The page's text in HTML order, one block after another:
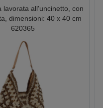
lavorata all'uncinetto, con
dimensioni: 40 x 40 cm
620365